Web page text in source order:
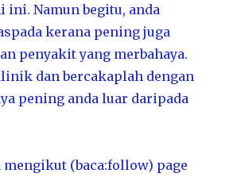
ini. Namun begitu, anda
kerana pening juga
penyakit yang merbahaya.
dan bercakaplah dengan
pening anda luar daripada
mengikut (baca:follow) page